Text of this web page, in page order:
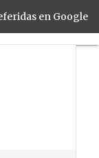
en Google